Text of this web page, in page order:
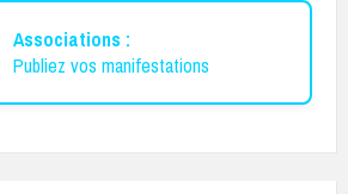
Associations :
Publiez vos manifestations